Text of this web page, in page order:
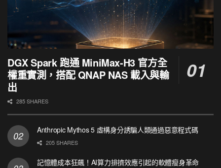
DGX Spark 跑通 MiniMax-H3 官方全
權重實測，搭配 QNAP NAS 載入與輸
出
285 SHARES
Anthropic Mythos 5 虛構身分誘騙人類通過惡意程式碼
205 SHARES
記憶體成本狂飆！AI算力排擠效應引起的軟體瘦身革命